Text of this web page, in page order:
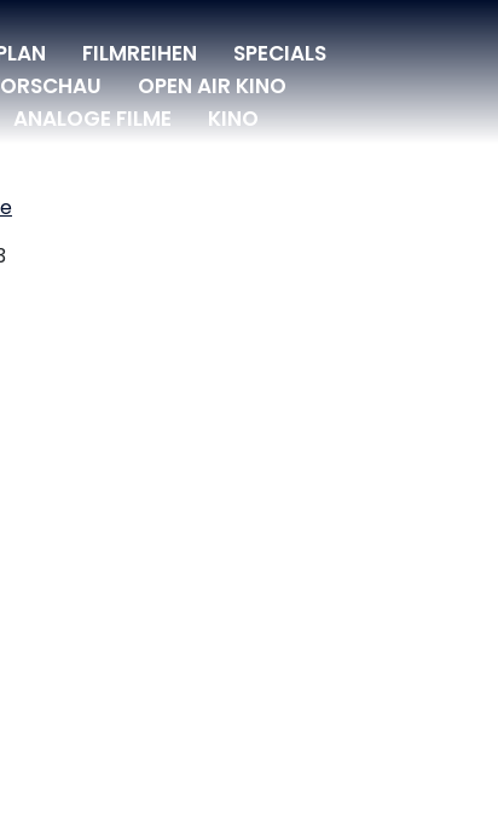
FILMREIHEN
SPECIALS
OPEN AIR KINO
ANALOGE FILME
KINO